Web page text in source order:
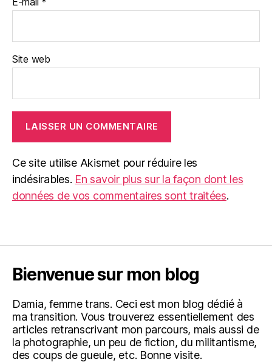
Site web
Ce site utilise Akismet pour réduire les
indésirables. En savoir plus sur la façon dont les
données de vos commentaires sont traitées.
Bienvenue sur mon blog
Damia, femme trans. Ceci est mon blog dédié à
ma transition. Vous trouverez essentiellement des
articles retranscrivant mon parcours, mais aussi de
la photographie, un peu de fiction, du militantisme,
des coups de gueule, etc. Bonne visite.